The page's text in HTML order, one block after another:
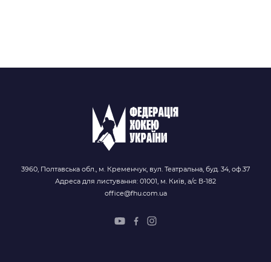
3960, Полтавська обл., м. Кременчук, вул. Театральна, буд. 34, оф.37
Адреса для листування: 01001, м. Київ, а/с В-182
office@fhu.com.ua